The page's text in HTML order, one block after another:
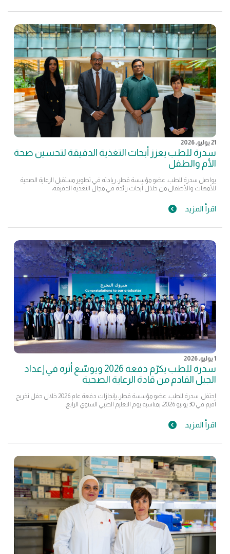
21 يوليو, 2026
سدرة للطب يعزز أبحاث التغذية الدقيقة لتحسين صحة
الأم والطفل
يواصل سدرة للطب، عضو مؤسسة قطر، ريادته في تطوير مستقبل الرعاية الصحية
للأمهات والأطفال من خلال أبحاث رائدة في مجال التغذية الدقيقة،
اقرأ المزيد
1 يوليو, 2026
سدرة للطب يكرّم دفعة 2026 ويوسّع أثره في إعداد
الجيل القادم من قادة الرعاية الصحية
احتفل سدرة للطب، عضو مؤسسة قطر، بإنجازات دفعة عام 2026 خلال حفل تخريج
أقيم في 30 يونيو 2026، بمناسبة يوم التعليم الطبي السنوي الرابع.
اقرأ المزيد